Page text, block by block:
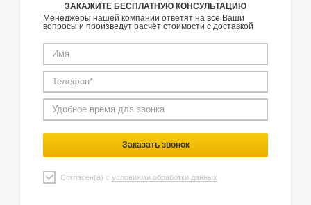
ЗАКАЖИТЕ БЕСПЛАТНУЮ КОНСУЛЬТАЦИЮ
Менеджеры нашей компании ответят на все Ваши
вопросы и произведут расчёт стоимости с доставкой
Заказать звонок
Согласен(а) с условиями обработки данных